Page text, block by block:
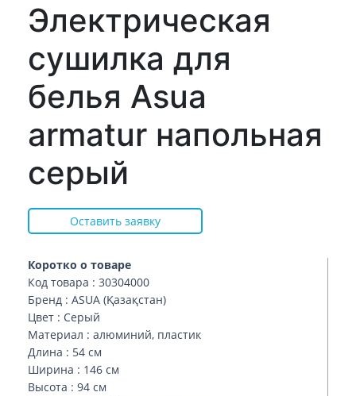
Электрическая
сушилка для
белья Asua
armatur напольная
серый
Коротко о товаре
Код товара : 30304000
Бренд : ASUA (Қазақстан)
Цвет : Серый
Материал : алюминий, пластик
Длина : 54 см
Ширина : 146 см
Высота : 94 см
Оставить заявку